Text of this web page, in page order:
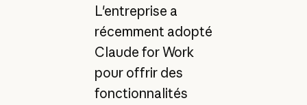
L'entreprise a
récemment adopté
Claude for Work
pour offrir des
fonctionnalités